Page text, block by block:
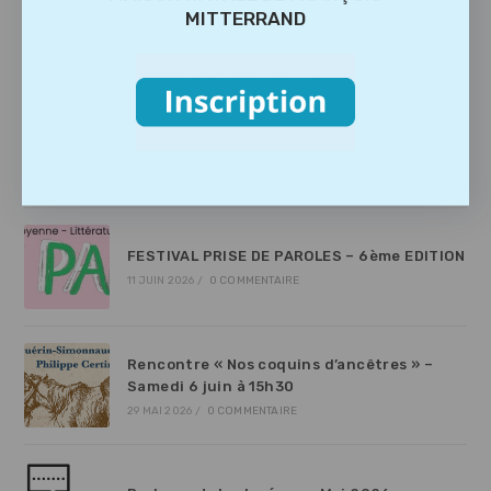
Exposition « Chiens, compagnons
23 JUILLET 2026 / 0 COMMENTAIRE
FESTIVAL PRISE DE PAROLES – 6ème EDITION
11 JUIN 2026 / 0 COMMENTAIRE
Rencontre « Nos coquins d’ancêtres » –
Samedi 6 juin à 15h30
29 MAI 2026 / 0 COMMENTAIRE
MITTERRAND